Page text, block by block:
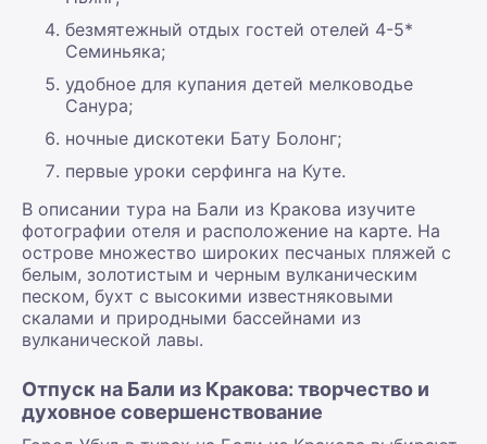
безмятежный отдых гостей отелей 4-5*
Семиньяка;
удобное для купания детей мелководье
Санура;
ночные дискотеки Бату Болонг;
первые уроки серфинга на Куте.
В описании тура на Бали из Кракова изучите
фотографии отеля и расположение на карте. На
острове множество широких песчаных пляжей с
белым, золотистым и черным вулканическим
песком, бухт с высокими известняковыми
скалами и природными бассейнами из
вулканической лавы.
Отпуск на Бали из Кракова: творчество и
духовное совершенствование